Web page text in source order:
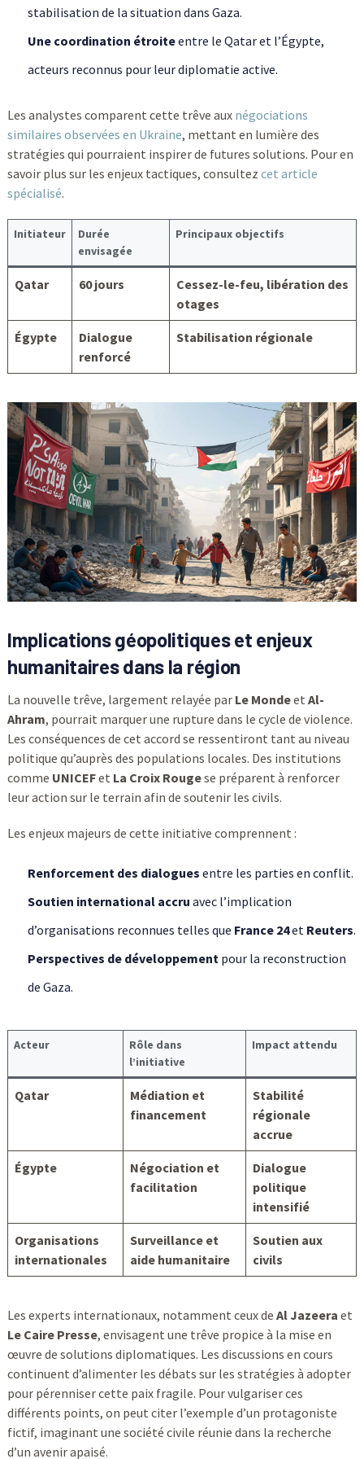
stabilisation de la situation dans Gaza.
Une coordination étroiteentre le Qatar et l’Égypte,
acteurs reconnus pour leur diplomatie active.
Les analystes comparent cette trêve aux négociations
similaires observées en Ukraine, mettant en lumière des
stratégies qui pourraient inspirer de futures solutions. Pour en
savoir plus sur les enjeux tactiques, consultez cet article
spécialisé.
Initiateur
Durée
envisagée
Principaux objectifs
Qatar 60 jours
Cessez-le-feu, libération des
otages
Égypte
Dialogue
renforcé
Stabilisation régionale
Implications géopolitiques et enjeux
humanitaires dans la région
La nouvelle trêve, largement relayée par Le Mondeet Al-
Ahram, pourrait marquer une rupture dans le cycle de violence.
Les conséquences de cet accord se ressentiront tant au niveau
politique qu’auprès des populations locales. Des institutions
comme UNICEFet La Croix Rougese préparent à renforcer
leur action sur le terrain afin de soutenir les civils.
Les enjeux majeurs de cette initiative comprennent :
Renforcement des dialogues entre les parties en conflit.
Soutien international accru avec l’implication
d’organisations reconnues telles que France 24et Reuters.
Perspectives de développementpour la reconstruction
de Gaza.
Acteur
Rôle dans
l’initiative
Impact attendu
Qatar
Médiation et
financement
Stabilité
régionale
accrue
Égypte
Négociation et
facilitation
Dialogue
politique
intensifié
Organisations
internationales
Surveillance et
aide humanitaire
Soutien aux
civils
Les experts internationaux, notamment ceux de Al Jazeera et
Le Caire Presse, envisagent une trêve propice à la mise en
œuvre de solutions diplomatiques. Les discussions en cours
continuent d’alimenter les débats sur les stratégies à adopter
pour pérenniser cette paix fragile. Pour vulgariser ces
différents points, on peut citer l’exemple d’un protagoniste
fictif, imaginant une société civile réunie dans la recherche
d’un avenir apaisé.